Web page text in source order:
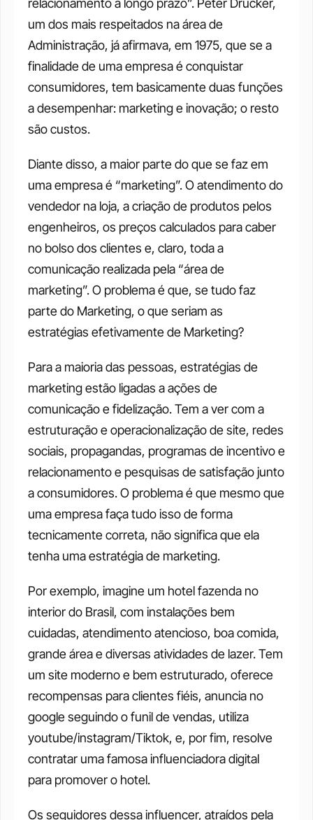
um dos mais respeitados na área de
Administração, já afirmava, em 1975, que se a
finalidade de uma empresa é conquistar
consumidores, tem basicamente duas funções
a desempenhar: marketing e inovação; o resto
são custos.
Diante disso, a maior parte do que se faz em
uma empresa é “marketing”. O atendimento do
vendedor na loja, a criação de produtos pelos
engenheiros, os preços calculados para caber
no bolso dos clientes e, claro, toda a
comunicação realizada pela “área de
marketing”. O problema é que, se tudo faz
parte do Marketing, o que seriam as
estratégias efetivamente de Marketing?
Para a maioria das pessoas, estratégias de
marketing estão ligadas a ações de
comunicação e fidelização. Tem a ver com a
estruturação e operacionalização de site, redes
sociais, propagandas, programas de incentivo e
relacionamento e pesquisas de satisfação junto
a consumidores. O problema é que mesmo que
uma empresa faça tudo isso de forma
tecnicamente correta, não significa que ela
tenha uma estratégia de marketing.
Por exemplo, imagine um hotel fazenda no
interior do Brasil, com instalações bem
cuidadas, atendimento atencioso, boa comida,
grande área e diversas atividades de lazer. Tem
um site moderno e bem estruturado, oferece
recompensas para clientes fiéis, anuncia no
google seguindo o funil de vendas, utiliza
youtube/instagram/Tiktok, e, por fim, resolve
contratar uma famosa influenciadora digital
para promover o hotel.
Os seguidores dessa influencer, atraídos pela